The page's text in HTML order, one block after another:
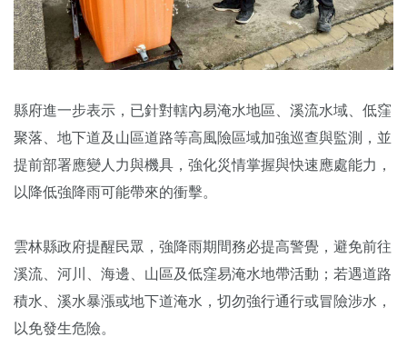
縣府進一步表示，已針對轄內易淹水地區、溪流水域、低窪
聚落、地下道及山區道路等高風險區域加強巡查與監測，並
提前部署應變人力與機具，強化災情掌握與快速應處能力，
以降低強降雨可能帶來的衝擊。
雲林縣政府提醒民眾，強降雨期間務必提高警覺，避免前往
溪流、河川、海邊、山區及低窪易淹水地帶活動；若遇道路
積水、溪水暴漲或地下道淹水，切勿強行通行或冒險涉水，
以免發生危險。